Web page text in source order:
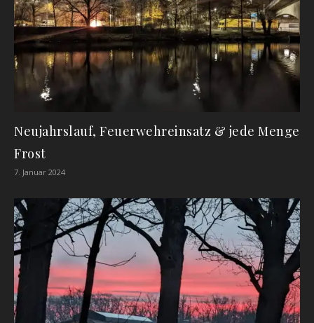
Neujahrslauf, Feuerwehreinsatz & jede Menge
Frost
7. Januar 2024